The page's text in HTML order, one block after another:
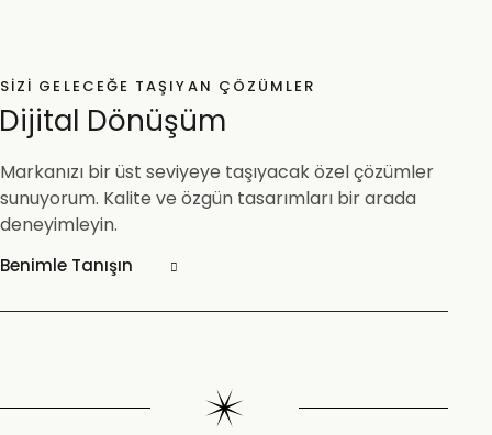
SIZI GELECEĞE TAŞIYAN ÇÖZÜMLER
Dijital Dönüşüm
Markanızı bir üst seviyeye taşıyacak özel çözümler
sunuyorum. Kalite ve özgün tasarımları bir arada
deneyimleyin.
Benimle Tanışın